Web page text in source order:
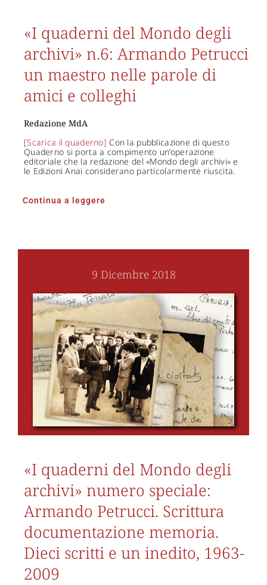
«I quaderni del Mondo degli
archivi» n.6: Armando Petrucci
un maestro nelle parole di
amici e colleghi
Redazione MdA
[Scarica il quaderno] Con la pubblicazione di questo
Quaderno si porta a compimento un’operazione
editoriale che la redazione del «Mondo degli archivi» e
le Edizioni Anai considerano particolarmente riuscita.
Continua a leggere
9 Dicembre 2018
«I quaderni del Mondo degli
archivi» numero speciale:
Armando Petrucci. Scrittura
documentazione memoria.
Dieci scritti e un inedito, 1963-
2009